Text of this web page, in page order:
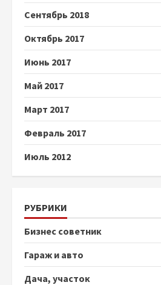
Сентябрь 2018
Октябрь 2017
Июнь 2017
Май 2017
Март 2017
Февраль 2017
Июль 2012
РУБРИКИ
Бизнес советник
Гараж и авто
Дача, участок